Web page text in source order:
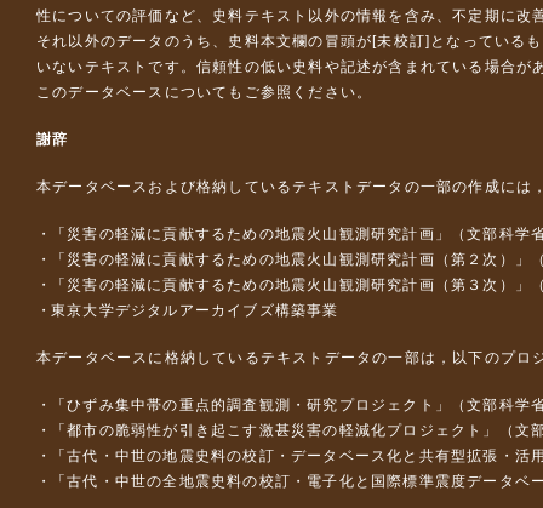
性についての評価など、史料テキスト以外の情報を含み、不定期に改
それ以外のデータのうち、史料本文欄の冒頭が[未校訂]となっている
いないテキストです。信頼性の低い史料や記述が含まれている場合が
このデータベースについて もご参照ください。
謝辞
本データベースおよび格納しているテキストデータの一部の作成には
「災害の軽減に貢献するための地震火山観測研究計画」（文部科学
「災害の軽減に貢献するための地震火山観測研究計画（第２次）」
「災害の軽減に貢献するための地震火山観測研究計画（第３次）」
東京大学デジタルアーカイブズ構築事業
本データベースに格納しているテキストデータの一部は，以下のプロ
「ひずみ集中帯の重点的調査観測・研究プロジェクト」（文部科
「都市の脆弱性が引き起こす激甚災害の軽減化プロジェクト」（
「古代・中世の地震史料の校訂・データベース化と共有型拡張・
「古代・中世の全地震史料の校訂・電子化と国際標準震度データ